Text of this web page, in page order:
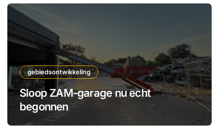
gebiedsontwikkeling
Sloop ZAM-garage nu echt
begonnen